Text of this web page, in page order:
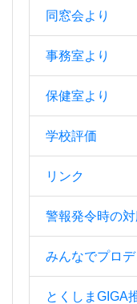
同窓会より
事務室より
保健室より
学校評価
リンク
警報発令時の
みんなでプロ
とくしまGIGA